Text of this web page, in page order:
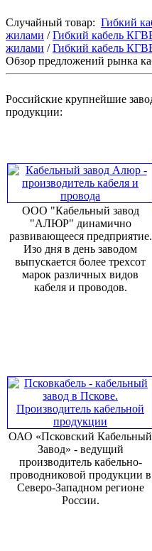
Случайный товар: Гибкий
жилами /Гибкий кабель
жилами /Гибкий кабель
Обзор предложений рынка
Российские крупнейшие
продукции:
ООО "Кабельный завод
"АЛЮР" динамично
развивающееся предприятие.
Изо дня в день заводом
выпускается более трехсот
марок различных видов
кабеля и проводов.
ОАО «Псковский Кабельный
Завод» - ведущий
производитель кабельно-
проводниковой продукции в
Северо-Западном регионе
России.